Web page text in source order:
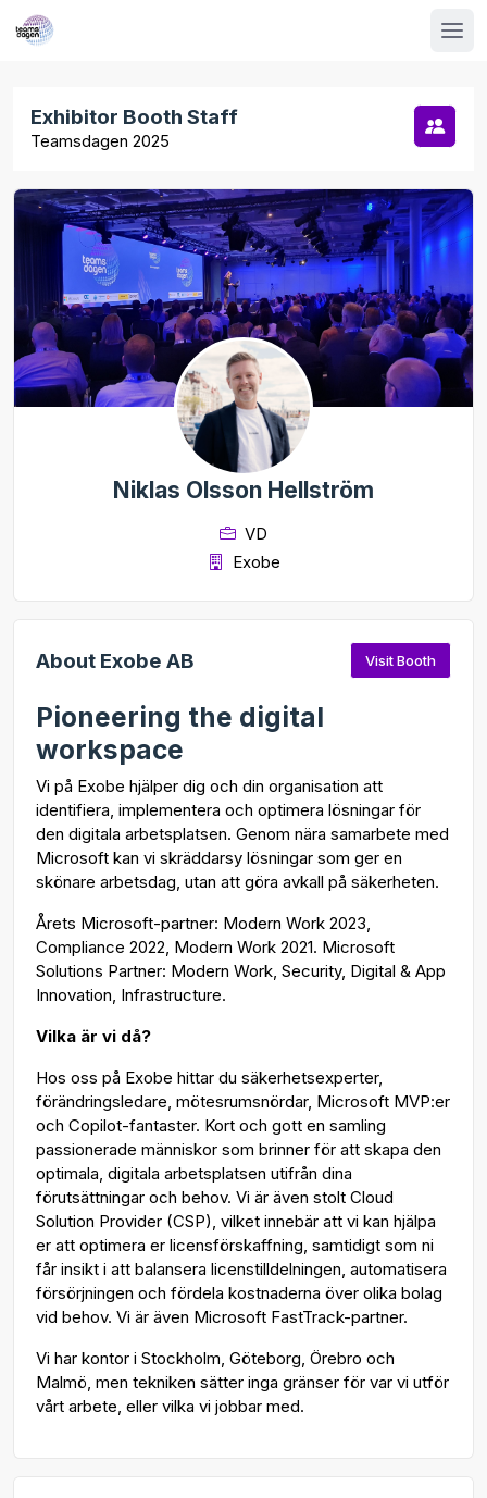
Exhibitor Booth Staff
Teamsdagen 2025
Niklas Olsson Hellström
VD
Exobe
About Exobe AB Visit Booth
Pioneering the digital
workspace
Vi på Exobe hjälper dig och din organisation att
identifiera, implementera och optimera lösningar för
den digitala arbetsplatsen. Genom nära samarbete med
Microsoft kan vi skräddarsy lösningar som ger en
skönare arbetsdag, utan att göra avkall på säkerheten.
Årets Microsoft-partner: Modern Work 2023,
Compliance 2022, Modern Work 2021. Microsoft
Solutions Partner: Modern Work, Security, Digital & App
Innovation, Infrastructure.
Vilka är vi då?
Hos oss på Exobe hittar du säkerhetsexperter,
förändringsledare, mötesrumsnördar, Microsoft MVP:er
och Copilot-fantaster. Kort och gott en samling
passionerade människor som brinner för att skapa den
optimala, digitala arbetsplatsen utifrån dina
förutsättningar och behov. Vi är även stolt Cloud
Solution Provider (CSP), vilket innebär att vi kan hjälpa
er att optimera er licensförskaffning, samtidigt som ni
får insikt i att balansera licenstilldelningen, automatisera
försörjningen och fördela kostnaderna över olika bolag
vid behov. Vi är även Microsoft FastTrack-partner.
Vi har kontor i Stockholm, Göteborg, Örebro och
Malmö, men tekniken sätter inga gränser för var vi utför
vårt arbete, eller vilka vi jobbar med.